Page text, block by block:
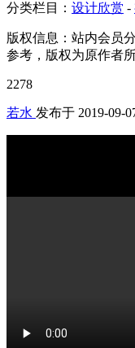
分类栏目： 设计欣赏 -
版权信息： 站内会员
参考，版权为原作者所
2278
若水 发布于 2019-09-